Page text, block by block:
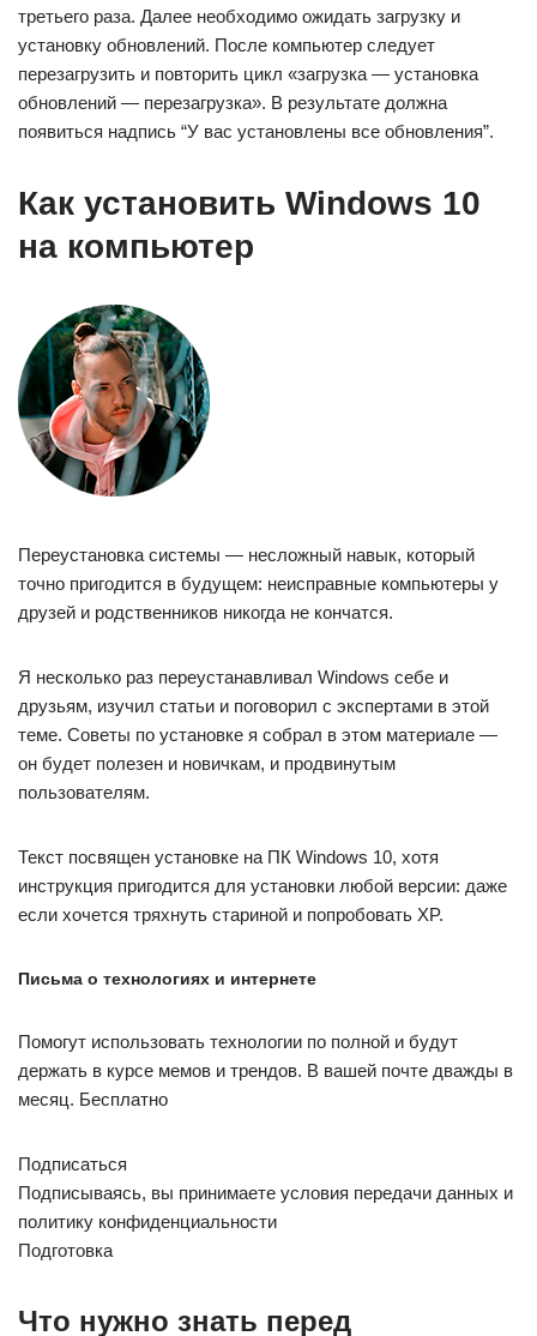
третьего раза. Далее необходимо ожидать загрузку и
установку обновлений. После компьютер следует
перезагрузить и повторить цикл «загрузка — установка
обновлений — перезагрузка». В результате должна
появиться надпись “У вас установлены все обновления”.
Как установить Windows 10​
на компьютер
Переустановка системы — несложный навык, который
точно пригодится в будущем: неисправные компьютеры у
друзей и родственников никогда не кончатся.
Я несколько раз переустанавливал Windows себе и
друзьям, изучил статьи и поговорил с экспертами в этой
теме. Советы по установке я собрал в этом материале —
он будет полезен и новичкам, и продвинутым
пользователям.
Текст посвящен установке на ПК Windows 10, хотя
инструкция пригодится для установки любой версии: даже
если хочется тряхнуть стариной и попробовать XP.
Письма о технологиях и интернете
Помогут использовать технологии по полной и будут
держать в курсе мемов и трендов. В вашей почте дважды в
месяц. Бесплатно
Подписаться
Подписываясь, вы принимаете условия передачи данных и
политику конфиденциальности
Подготовка
Что нужно знать перед